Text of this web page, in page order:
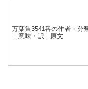
万葉集3541番の作者・分
｜意味・訳｜原文